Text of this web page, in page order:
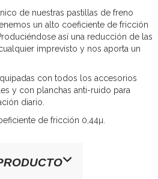
de nuestras pastillas de freno
un alto coeficiente de fricción
así una reducción de las
imprevisto y nos aporta un
con todos los accesorios
y con planchas anti-ruido para
diario.
de fricción 0,44µ.